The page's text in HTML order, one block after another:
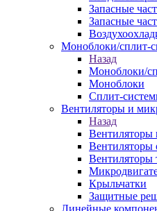
Запасные
Запасные
Моноблоки/сплит-
Назад
Моноблоки/
Моноблоки
Сплит-
Вентиляторы и
Назад
Вентиляторы
Вентиляторы
Вентиляторы
Крыльчатки
Защитные
Линейные